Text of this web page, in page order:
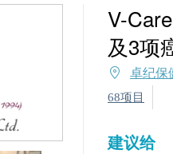
V-
及3项
卓纪保
68项目
建议给